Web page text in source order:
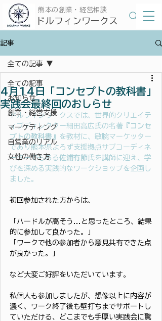
​ドルフィンワークス
​熊本の創業・経営相談
記事
全ての記事
お知らせ
創業・経営支援
マーケティング
自営業のリアル
女性の働き方
全ての記事
4月14日「コンセプトの教科書」
実践会最終回のおしらせ
ドルフィンワークスでは、世界的クリエイテ
ィブディレクター細田高広氏の名著 『コンセ
プトの教科書』
を教材に、敏腕マーケッター
であり熊本県よろず支援拠点サブコーディネ
ーターでもある佐浦有節 氏を講師に迎え、学
びを深める実践的なワークショップを企画し
ました。
初回参加された方からは、
「ハードルが高そう...と思ったところ、結果
的に参加して良かった。」
「ワークで他の参加者から意見共有できた点
が良かった。」
など大変ご好評をいただいています。
私個人も参加しましたが、想像以上に内容が
濃く、ワーク終了後も壁打ちまでサポートし
ていただける、どこまでも手厚い実践会に驚